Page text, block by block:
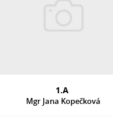
1.A
Mgr Jana Kopečková